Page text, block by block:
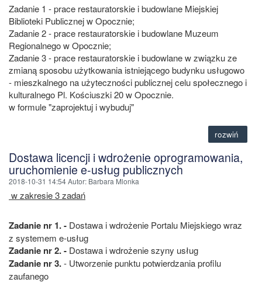
Zadanie 1 - prace restauratorskie i budowlane Miejskiej
Biblioteki Publicznej w Opocznie;
Zadanie 2 - prace restauratorskie i budowlane Muzeum
Regionalnego w Opocznie;
Zadanie 3 - prace restauratorskie i budowlane w związku ze
zmianą sposobu użytkowania istniejącego budynku usługowo
- mieszkalnego na użyteczności publicznej celu społecznego i
kulturalnego Pl. Kościuszki 20 w Opocznie.
w formule "zaprojektuj i wybuduj"
rozwiń
Dostawa licencji i wdrożenie oprogramowania,
uruchomienie e-usług publicznych
2018-10-31 14:54Autor: Barbara Mlonka
w zakresie 3 zadań
Zadanie nr 1. - Dostawa i wdrożenie Portalu Miejskiego wraz
z systemem e-usług
Zadanie nr 2. - Dostawa i wdrożenie szyny usług
Zadanie nr 3.- Utworzenie punktu potwierdzania profilu
zaufanego